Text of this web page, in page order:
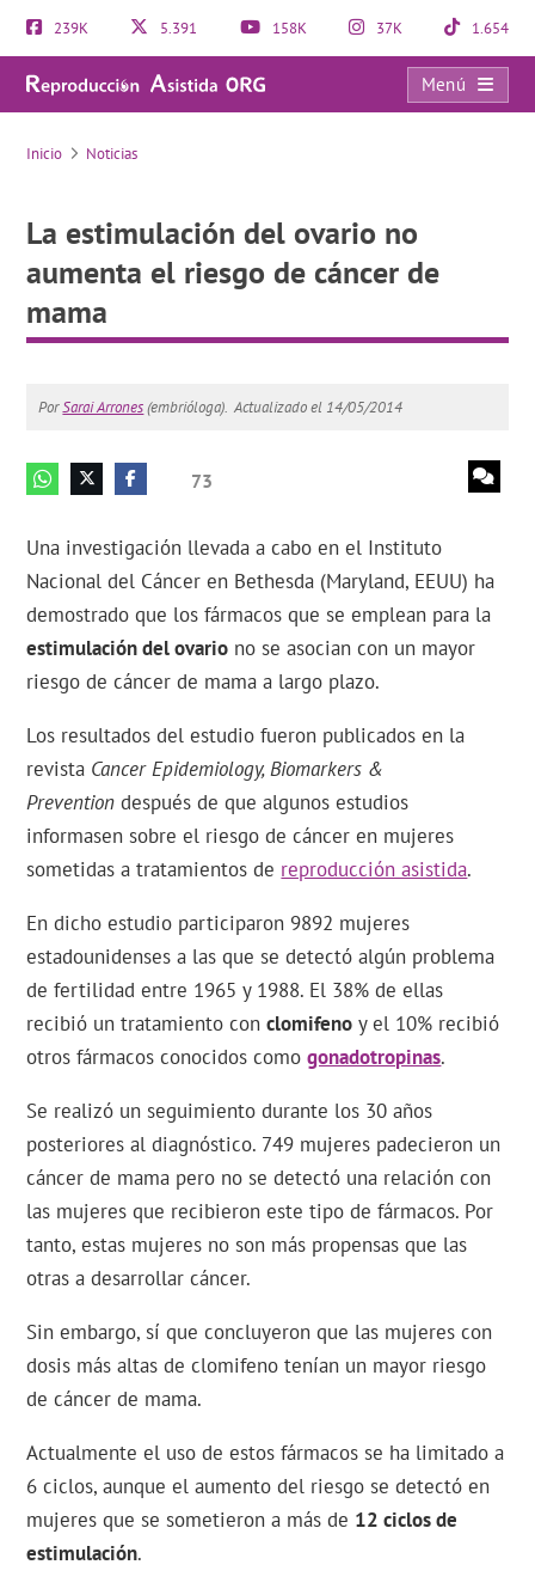
239K 5.391 158K 37K 1.654
Menú
La estimulación del ovario no aumenta el riesgo de cáncer de mama
Inicio Noticias
La estimulación del ovario no
aumenta el riesgo de cáncer de
mama
PorSarai Arrones(embrióloga). Actualizado el 14/05/2014
73
Una investigación llevada a cabo en el Instituto
Nacional del Cáncer en Bethesda (Maryland, EEUU) ha
demostrado que los fármacos que se emplean para la
estimulación del ovario no se asocian con un mayor
riesgo de cáncer de mama a largo plazo.
Los resultados del estudio fueron publicados en la
revista Cancer Epidemiology, Biomarkers &
Prevention después de que algunos estudios
informasen sobre el riesgo de cáncer en mujeres
sometidas a tratamientos de reproducción asistida.
En dicho estudio participaron 9892 mujeres
estadounidenses a las que se detectó algún problema
de fertilidad entre 1965 y 1988. El 38% de ellas
recibió un tratamiento conclomifeno y el 10% recibió
otros fármacos conocidos comogonadotropinas.
Se realizó un seguimiento durante los 30 años
posteriores al diagnóstico. 749 mujeres padecieron un
cáncer de mama pero no se detectó una relación con
las mujeres que recibieron este tipo de fármacos. Por
tanto, estas mujeres no son más propensas que las
otras a desarrollar cáncer.
Sin embargo, sí que concluyeron que las mujeres con
dosis más altas de clomifeno tenían un mayor riesgo
de cáncer de mama.
Actualmente el uso de estos fármacos se ha limitado a
6 ciclos, aunque el aumento del riesgo se detectó en
mujeres que se sometieron a más de 12 ciclos de
estimulación.